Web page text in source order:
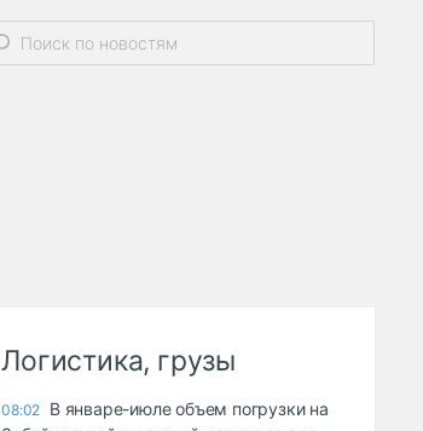
Логистика, грузы
08:02 В январе-июле объем погрузки на